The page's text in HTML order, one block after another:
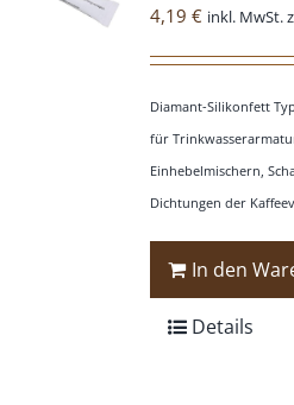
4,19 € inkl. MwSt.
Diamant-Silikonfett
für
Einhebelmischern,
Dichtungen der
In den
Details